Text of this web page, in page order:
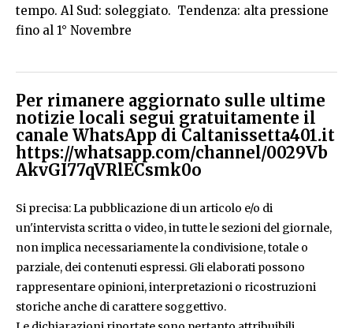
tempo. Al Sud: soleggiato. Tendenza: alta pressione
fino al 1° Novembre
Per rimanere aggiornato sulle ultime
notizie locali segui gratuitamente il
canale WhatsApp di Caltanissetta401.it
https://whatsapp.com/channel/0029Vb
AkvGI77qVRlECsmk0o
Si precisa: La pubblicazione di un articolo e/o di
un'intervista scritta o video, in tutte le sezioni del giornale,
non implica necessariamente la condivisione, totale o
parziale, dei contenuti espressi. Gli elaborati possono
rappresentare opinioni, interpretazioni o ricostruzioni
storiche anche di carattere soggettivo.